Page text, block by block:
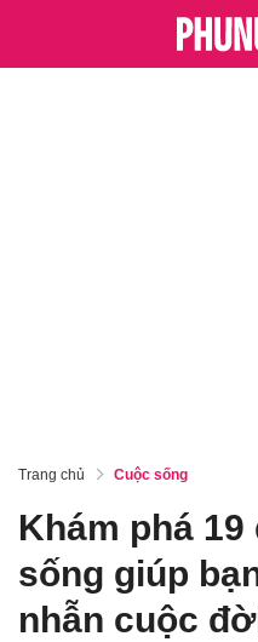
Trang chủ Cuộc sống
Khám phá
sống giúp
nhẫn cuộc